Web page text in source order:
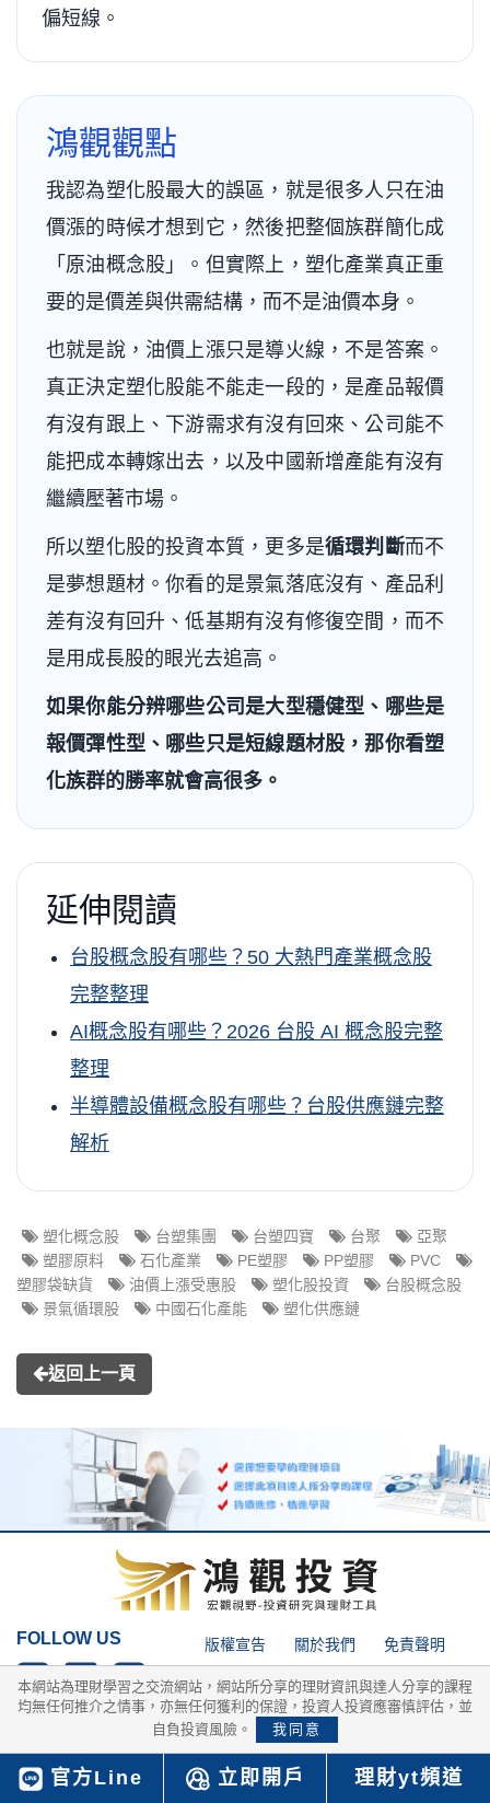
官方Line 立即開戶 理財yt頻道
偏短線。
鴻觀觀點
我認為塑化股最大的誤區，就是很多人只在油
價漲的時候才想到它，然後把整個族群簡化成
「原油概念股」。但實際上，塑化產業真正重
要的是價差與供需結構，而不是油價本身。
也就是說，油價上漲只是導火線，不是答案。
真正決定塑化股能不能走一段的，是產品報價
有沒有跟上、下游需求有沒有回來、公司能不
能把成本轉嫁出去，以及中國新增產能有沒有
繼續壓著市場。
所以塑化股的投資本質，更多是循環判斷而不
是夢想題材。你看的是景氣落底沒有、產品利
差有沒有回升、低基期有沒有修復空間，而不
是用成長股的眼光去追高。
如果你能分辨哪些公司是大型穩健型、哪些是
報價彈性型、哪些只是短線題材股，那你看塑
化族群的勝率就會高很多。
延伸閱讀
台股概念股有哪些？50 大熱門產業概念股
完整整理
AI概念股有哪些？2026 台股 AI 概念股完整
整理
半導體設備概念股有哪些？台股供應鏈完整
解析
塑化概念股 台塑集團 台塑四寶 台聚
亞聚
塑膠原料
石化產業 PE塑膠 PP塑膠
PVC
塑膠袋缺貨
油價上漲受惠股 塑化股投資
台股概念股
景氣循環股
中國石化產能 塑化供應鏈
返回上一頁
FOLLOW US 版權宣告 關於我們
免責聲明
隱私權政策
網站導覽 網站搜尋
Copyright © 2025 MY-LEARING 理財通 All rights reserved.
本網站為理財學習之交流網站，網站所分享的理財資訊與達人分享的課程
均無任何推介之情事，亦無任何獲利的保證，投資人投資應審慎評估，並
自負投資風險。
我同意